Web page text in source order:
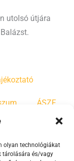
olyan technológiákat
tárolására és/vagy
utolsó útjára
ÁSZF